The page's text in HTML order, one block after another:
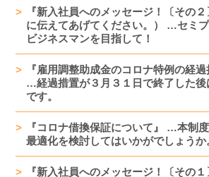
『新入社員へのメッセージ！〔その
に伝えてあげてください。） …セミ
ビジネスマンを目指して！
『雇用調整助成金のコロナ特例の経過
…経過措置が３月３１日で終了した後
です。
『コロナ借換保証について』 …本制
最適化を検討してはいかがでしょうか
『新入社員へのメッセージ！〔その